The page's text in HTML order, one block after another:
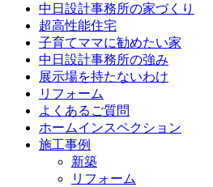
中日設計事務所の家づくり
超高性能住宅
子育てママに勧めたい家
中日設計事務所の強み
展示場を持たないわけ
リフォーム
よくあるご質問
ホームインスペクション
施工事例
新築
リフォーム